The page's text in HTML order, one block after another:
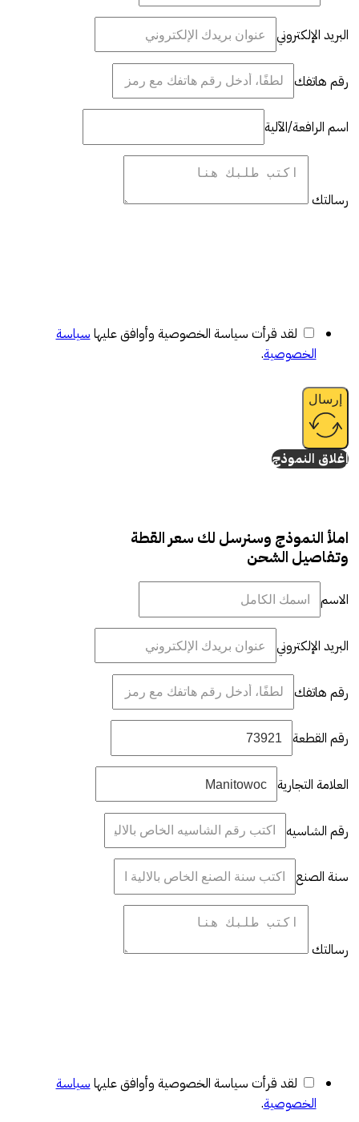
البريد الإلكتروني
رقم هاتفك
اسم الرافعة/الآلية
رسالتك
لقد قرأت سياسة الخصوصية وأوافق عليها سياسة
الخصوصية.
إرسال
إغلاق النموذج
املأ النموذج وسنرسل لك سعر القطة
وتفاصيل الشحن
الاسم
البريد الإلكتروني
رقم هاتفك
رقم القطعة
العلامة التجارية
رقم الشاسيه
سنة الصنع
رسالتك
لقد قرأت سياسة الخصوصية وأوافق عليها سياسة
الخصوصية.